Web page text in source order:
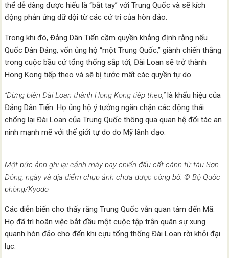
thể dễ dàng được hiểu là “bắt tay” với Trung Quốc và sẽ kích
động phản ứng dữ dội từ các cử tri của hòn đảo.
Trong khi đó, Đảng Dân Tiến cầm quyền khẳng định rằng nếu
Quốc Dân Đảng, vốn ủng hộ “một Trung Quốc,” giành chiến thắng
trong cuộc bầu cử tổng thống sắp tới, Đài Loan sẽ trở thành
Hong Kong tiếp theo và sẽ bị tước mất các quyền tự do.
“Đừng biến Đài Loan thành Hong Kong tiếp theo,”là khẩu hiệu của
Đảng Dân Tiến. Họ ủng hộ ý tưởng ngăn chặn các động thái
chống lại Đài Loan của Trung Quốc thông qua quan hệ đối tác an
ninh mạnh mẽ với thế giới tự do do Mỹ lãnh đạo.
Một bức ảnh ghi lại cảnh máy bay chiến đấu cất cánh từ tàu Sơn
Đông, ngày và địa điểm chụp ảnh chưa được công bố. © Bộ Quốc
phòng/Kyodo
Các diễn biến cho thấy rằng Trung Quốc vẫn quan tâm đến Mã.
Họ đã trì hoãn việc bắt đầu một cuộc tập trận quân sự xung
quanh hòn đảo cho đến khi cựu tổng thống Đài Loan rời khỏi đại
lục.